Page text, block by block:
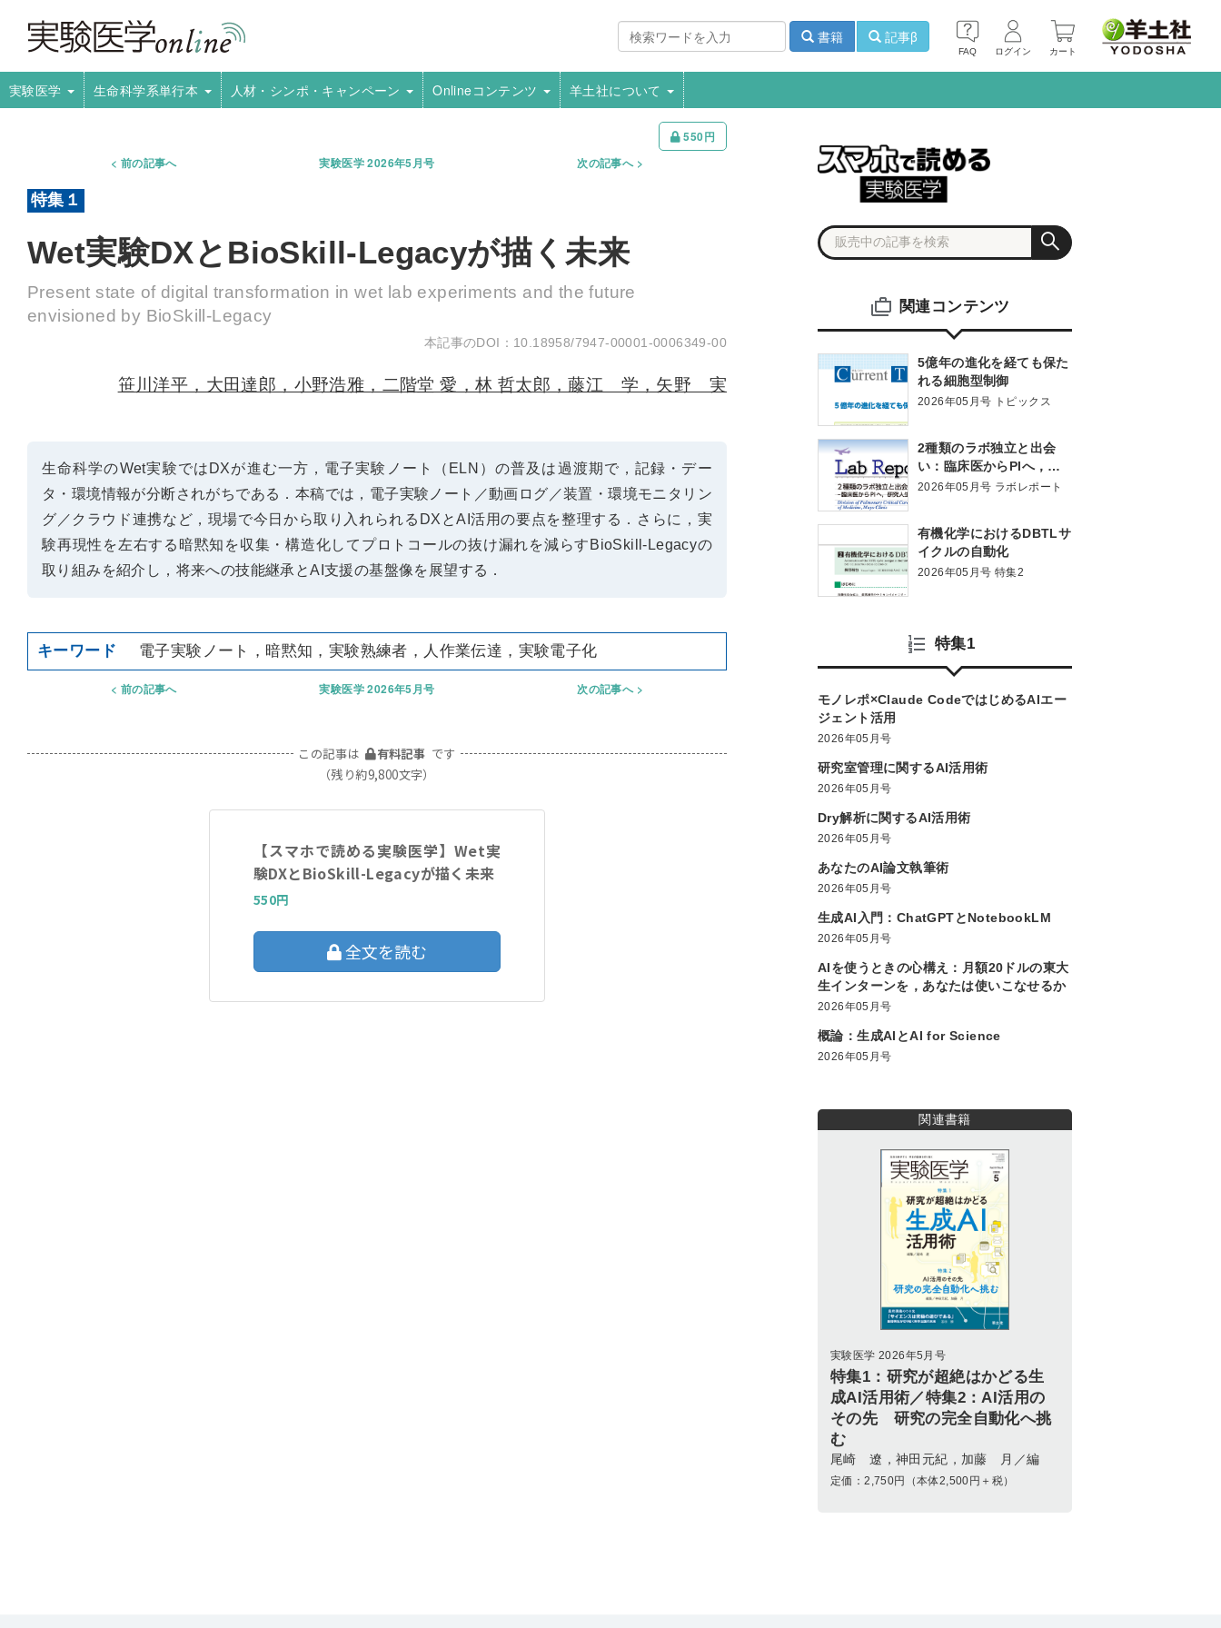
FAQ ログイン カート
書籍 記事β
実験医学 生命科学系単行本 人材・シンポ・キャンペーン Onlineコンテンツ 羊土社について
550円
前の記事へ
実験医学 2026年5月号 次の記事へ
Wet実験DXとBioSkill-Legacyが描く未来
Present state of digital transformation in wet lab experiments and the future
envisioned by BioSkill-Legacy
10.18958/7947-00001-0006349-00
笹川洋平，大田達郎，小野浩雅，二階堂 愛，林 哲太郎，藤江 学，矢野 実
生命科学のWet実験ではDXが進む一方，電子実験ノート（ELN）の普及は過渡期で，記録・デー
タ・環境情報が分断されがちである．本稿では，電子実験ノート／動画ログ／装置・環境モニタリン
グ／クラウド連携など，現場で今日から取り入れられるDXとAI活用の要点を整理する．さらに，実
験再現性を左右する暗黙知を収集・構造化してプロトコールの抜け漏れを減らすBioSkill-Legacyの
取り組みを紹介し，将来への技能継承とAI支援の基盤像を展望する．
電子実験ノート，暗黙知，実験熟練者，人作業伝達，実験電子化
前の記事へ 実験医学 2026年5月号 次の記事へ
この記事は 有料記事 です
（残り約9,800文字）
【スマホで読める実験医学】Wet実
験DXとBioSkill-Legacyが描く未来
550円
全文を読む
関連コンテンツ
5億年の進化を経ても保た
れる細胞型制御
2026年05月号 トピックス
2種類のラボ独立と出会
い：臨床医からPIへ，研
究人生を切り拓いた言葉
2026年05月号 ラボレポート
有機化学におけるDBTLサ
イクルの自動化
2026年05月号 特集2
特集1
モノレポ×Claude CodeではじめるAIエー
ジェント活用
2026年05月号
研究室管理に関するAI活用術
2026年05月号
Dry解析に関するAI活用術
2026年05月号
あなたのAI論文執筆術
2026年05月号
生成AI入門：ChatGPTとNotebookLM
2026年05月号
AIを使うときの心構え：月額20ドルの東大
生インターンを，あなたは使いこなせるか
2026年05月号
概論：生成AIとAI for Science
2026年05月号
関連書籍
実験医学 2026年5月号
特集1：研究が超絶はかどる生
成AI活用術／特集2：AI活用の
その先 研究の完全自動化へ挑
む
尾崎 遼，神田元紀，加藤 月／編
定価：2,750円（本体2,500円＋税）